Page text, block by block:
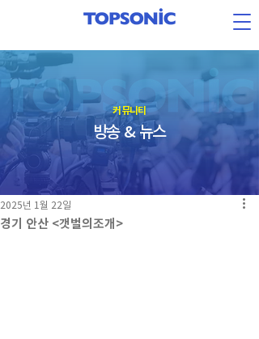
​커뮤니티
방송 & 뉴스
경기 안산 <갯벌의조개>
2025년 1월 22일